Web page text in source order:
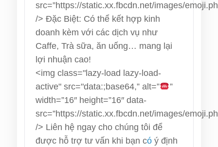
src=”https://static.xx.fbcdn.net/images/
/> Đặc Biệt: Có thể kết hợp kinh
doanh kèm với các dịch vụ như
Caffe, Trà sữa, ăn uống… mang lại
lợi nhuận cao!
<img class="lazy-load lazy-load-
active" src="data:;base64,” alt=”
”
width=”16″ height=”16″ data-
src=”https://static.xx.fbcdn.net/images/
/> Liên hệ ngay cho chúng tôi để
được hỗ trợ tư vấn khi bạn có ý định